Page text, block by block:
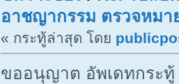
อาชญากรรม ตรวจหมา
« กระทู้ล่าสุด โดย
ขออนุญาต อัพเดทกระทู้